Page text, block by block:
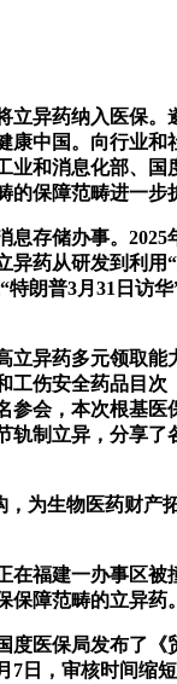
异药纳入医保。
中国。向行业
和消息化部、
保障范畴进一步
存储办事。2025
药从研发到利
朗普3月31日访
异药多元领取能
伤安全药品目次
会，本次根基医
制立异，分享
为生物医药财产
福建一办事区被
障范畴的立异药
医保局发布了《
日，审核时间缩